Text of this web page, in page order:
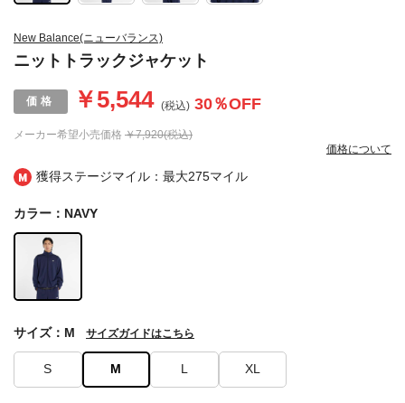
獲得ステージマイル：最大275マイル
New Balance(ニューバランス)
ニットトラックジャケット
メーカー希望小売価格 ￥7,920(税込)
￥5,544 (税込) 30％OFF
価格について
カラー：NAVY
S M L XL
サイズ：M サイズガイドはこちら